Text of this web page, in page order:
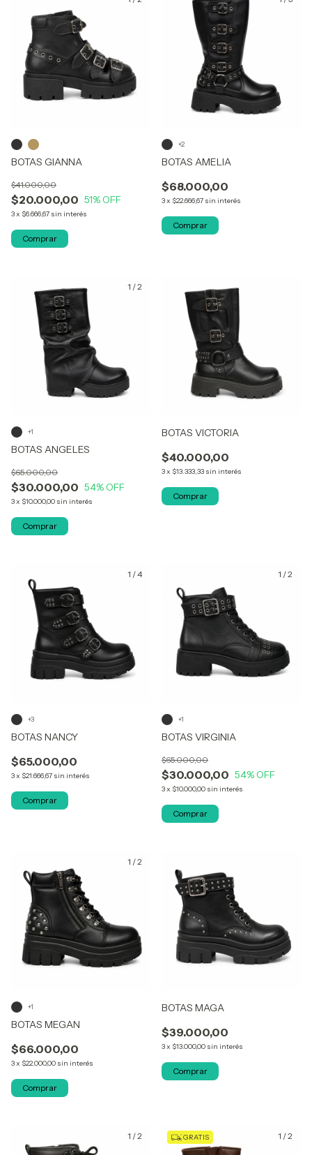
BOTAS GIANNA
$20.000,00
$41.000,00
51% OFF
3x $6.666,67 sin interés
Comprar
BOTAS AMELIA
$68.000,00
3x $22.666,67 sin interés
+2
Comprar
1 /2
BOTAS ANGELES
$30.000,00
$65.000,00
54% OFF
3x $10.000,00 sin interés
+1
Comprar
BOTAS VICTORIA
$40.000,00
3x $13.333,33 sin interés
Comprar
1 /4
BOTAS NANCY
$65.000,00
3x $21.666,67 sin interés
+3
Comprar
1 /2
BOTAS VIRGINIA
$30.000,00
$65.000,00
54% OFF
3x $10.000,00 sin interés
+1
Comprar
1 /2
BOTAS MEGAN
$66.000,00
3x $22.000,00 sin interés
+1
Comprar
BOTAS MAGA
$39.000,00
3x $13.000,00 sin interés
Comprar
1 /2 1 /2
GRATIS